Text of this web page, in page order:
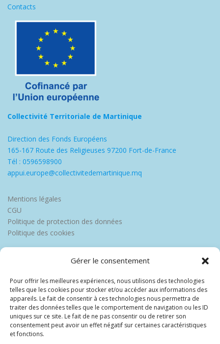
Gérer le consentement
Pour offrir les meilleures expériences, nous utilisons des technologies
telles que les cookies pour stocker et/ou accéder aux informations des
appareils. Le fait de consentir à ces technologies nous permettra de
traiter des données telles que le comportement de navigation ou les ID
uniques sur ce site. Le fait de ne pas consentir ou de retirer son
consentement peut avoir un effet négatif sur certaines caractéristiques
et fonctions.
Contacts
Collectivité Territoriale de Martinique
Direction des Fonds Européens
165-167 Route des Religieuses 97200 Fort-de-France
Tél : 0596598900
appui.europe@collectivitedemartinique.mq
Mentions légales
CGU
Politique de protection des données
Politique des cookies